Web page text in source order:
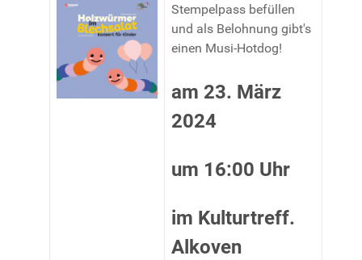
Stempelpass befüllen
und als Belohnung gibt's
einen Musi-Hotdog!
am 23. März
2024
um 16:00 Uhr
im Kulturtreff.
Alkoven